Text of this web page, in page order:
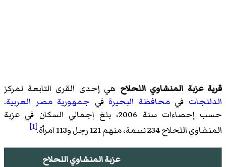
قرية عزبة المنشاوي اللحلاح هي إحدى القرى التابعة لمركز
الدلنجات فيمحافظة البحيرة في جمهورية مصر العربية.
حسب إحصاءات سنة 2006، بلغ إجمالي السكان في عزبة
المنشاوي اللحلاح 234 نسمة، منهم 121 رجل و113 امرأة.
[1]
عزبة المنشاوي اللحلاح